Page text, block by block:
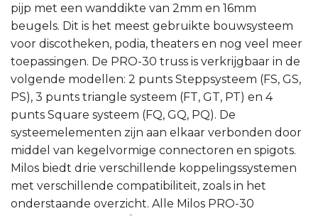
pijp met een wanddikte van 2mm en 16mm
beugels. Dit is het meest gebruikte bouwsysteem
voor discotheken, podia, theaters en nog veel meer
toepassingen. De PRO-30 truss is verkrijgbaar in de
volgende modellen: 2 punts Steppsysteem (FS, GS,
PS), 3 punts triangle systeem (FT, GT, PT) en 4
punts Square systeem (FQ, GQ, PQ). De
systeemelementen zijn aan elkaar verbonden door
middel van kegelvormige connectoren en spigots.
Milos biedt drie verschillende koppelingssystemen
met verschillende compatibiliteit, zoals in het
onderstaande overzicht. Alle Milos PRO-30